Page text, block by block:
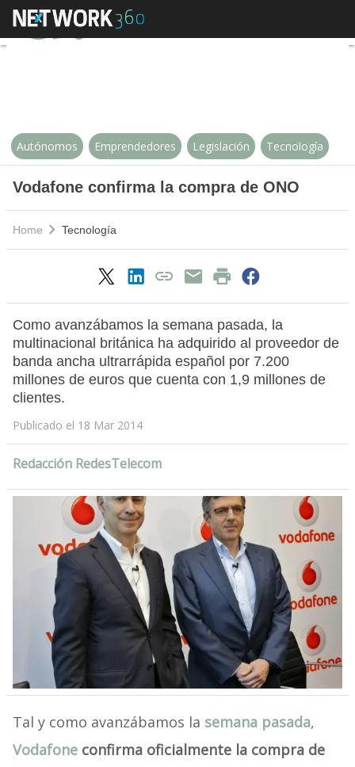
Vodafone confirma la compra de
Autónomos Emprendedores Legislación Tecnología
Vodafone confirma la compra de ONO
Home Tecnología
Como avanzábamos la semana pasada, la
multinacional británica ha adquirido al proveedor de
banda ancha ultrarrápida español por 7.200
millones de euros que cuenta con 1,9 millones de
clientes.
Publicado el 18 Mar 2014
Redacción RedesTelecom
Tal y como avanzábamos la semana pasada,
Vodafoneconfirma oficialmente la compra de